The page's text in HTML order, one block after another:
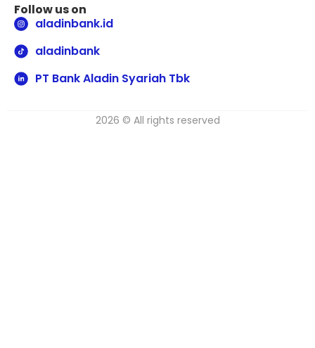
Follow us on
aladinbank.id
aladinbank
PT Bank Aladin Syariah Tbk
2026 © All rights reserved